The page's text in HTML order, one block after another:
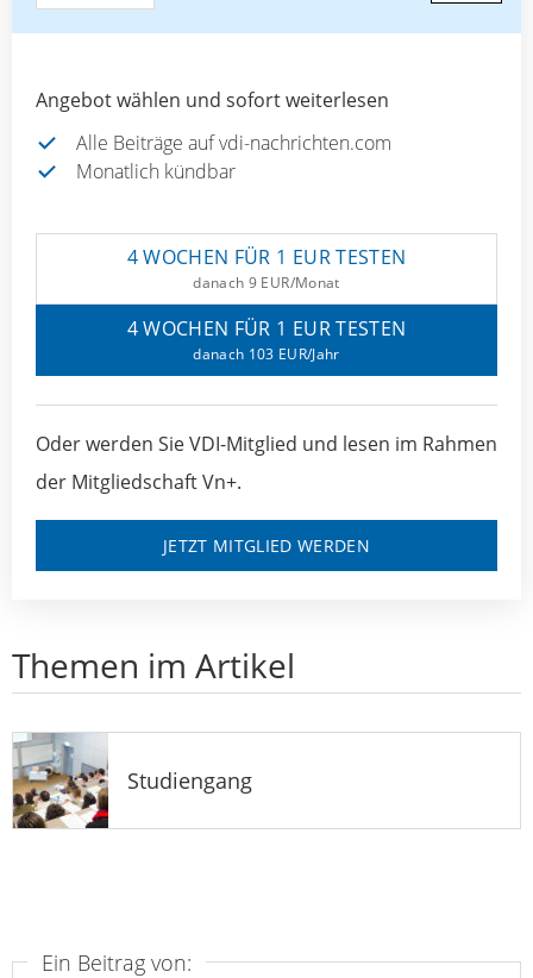
Angebot wählen und sofort weiterlesen
Alle Beiträge auf vdi-nachrichten.com
Monatlich kündbar
4 WOCHEN FÜR 1 EUR TESTEN
danach 9 EUR/Monat
4 WOCHEN FÜR 1 EUR TESTEN
danach 103 EUR/Jahr
Oder werden Sie VDI-Mitglied und lesen im Rahmen
der Mitgliedschaft Vn+.
JETZT MITGLIED WERDEN
Themen im Artikel
Studiengang
Ein Beitrag von: